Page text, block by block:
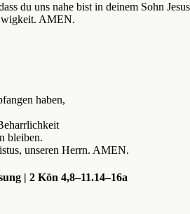
du uns nahe bist in deinem Sohn Jesus
AMEN.
haben,
bleiben.
unseren Herrn. AMEN.
| 2 Kön 4,8–11.14–16a